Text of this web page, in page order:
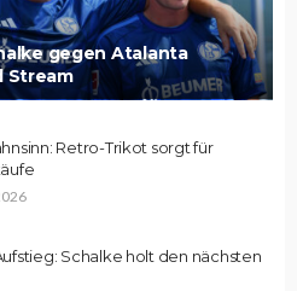
gegen Atalanta
Stream
Retro-Trikot sorgt für
Schalke holt den nächsten